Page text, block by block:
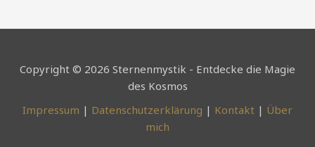
Copyright © 2026 Sternenmystik - Entdecke die Magie
des Kosmos
Impressum | Datenschutzerklärung | Kontakt | Über
mich